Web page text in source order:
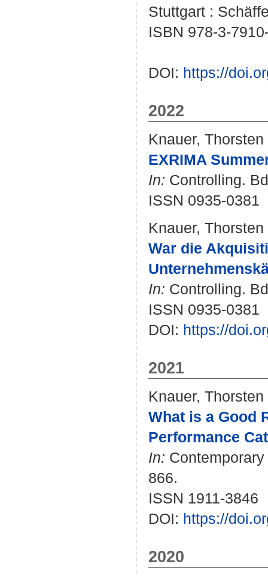
Stuttgart :
ISBN 978-3-
DOI: https://
2022
Knauer, Thorsten
EXRIMA
In: Controlling.
ISSN 0935-0381
Knauer, Thorsten
War die
In: Controlling.
ISSN 0935-0381
DOI: https://
2021
Knauer, Thorsten
What is a Good
Performance
In:
866.
ISSN 1911-3846
DOI: https://
2020